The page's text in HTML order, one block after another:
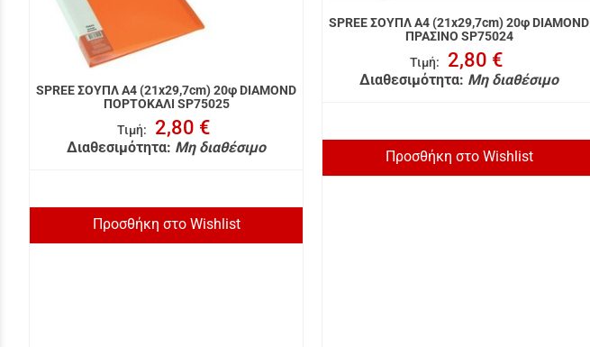
SPREE ΣΟΥΠΛ A4 (21x29,7cm) 20φ DIAMOND
ΠΟΡΤΟΚΑΛΙ SP75025
Τιμή: 2,80 €
Διαθεσιμότητα: Μη διαθέσιμο
Προσθήκη στο Wishlist
SPREE ΣΟΥΠΛ A4 (21x29,7cm) 20φ DIAMOND
ΠΡΑΣΙΝΟ SP75024
Τιμή: 2,80 €
Διαθεσιμότητα: Μη διαθέσιμο
Προσθήκη στο Wishlist